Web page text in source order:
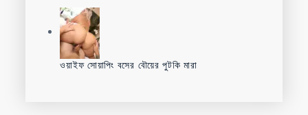
ওয়াইফ সোয়াপিং বসের বৌয়ের পুটকি মারা